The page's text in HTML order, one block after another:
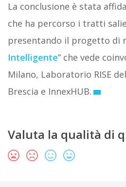
La conclusione è stata
che ha percorso i tratti
presentando il progetto di
Intelligente” che vede
Milano, Laboratorio RISE
Brescia e InnexHUB.
Valuta la qualità di